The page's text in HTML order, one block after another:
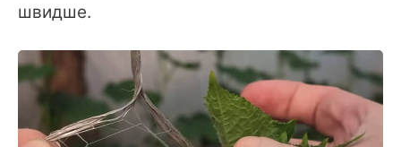
швидше.